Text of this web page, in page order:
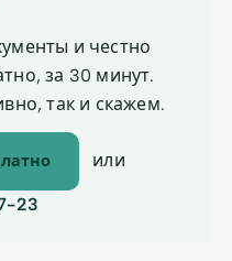
и честно
за 30 минут.
так и скажем.
или
23